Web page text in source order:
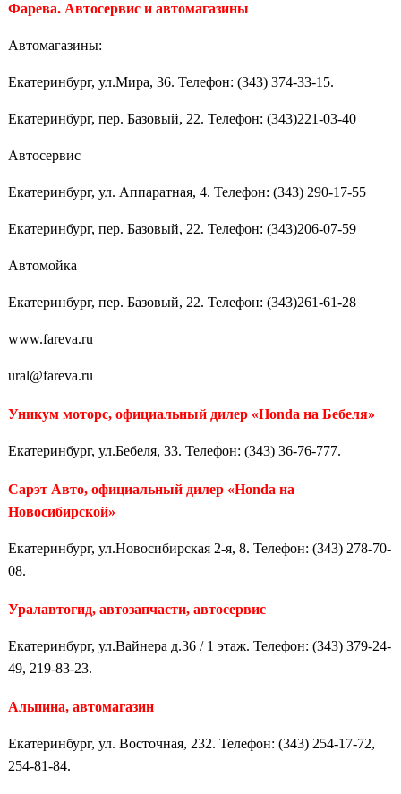
Фарева. Автосервис и автомагазины
Автомагазины:
Екатеринбург, ул.Мира, 36. Телефон: (343) 374-33-15.
Екатеринбург, пер. Базовый, 22. Телефон: (343)221-03-40
Автосервис
Екатеринбург, ул. Аппаратная, 4. Телефон: (343) 290-17-55
Екатеринбург, пер. Базовый, 22. Телефон: (343)206-07-59
Автомойка
Екатеринбург, пер. Базовый, 22. Телефон: (343)261-61-28
www.fareva.ru
ural@fareva.ru
Уникум моторс, официальный дилер «Honda на Бебеля»
Екатеринбург, ул.Бебеля, 33. Телефон: (343) 36-76-777.
Сарэт Авто, официальный дилер «Honda на
Новосибирской»
Екатеринбург, ул.Новосибирская 2-я, 8. Телефон: (343) 278-70-
08.
Уралавтогид, автозапчасти, автосервис
Екатеринбург, ул.Вайнера д.36 / 1 этаж. Телефон: (343) 379-24-
49, 219-83-23.
Альпина, автомагазин
Екатеринбург, ул. Восточная, 232. Телефон: (343) 254-17-72,
254-81-84.